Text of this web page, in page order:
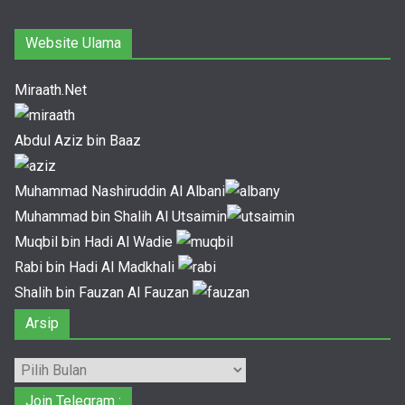
Website Ulama
Miraath.Net
Abdul Aziz bin Baaz
Muhammad Nashiruddin Al Albani
Muhammad bin Shalih Al Utsaimin
Muqbil bin Hadi Al Wadie
Rabi bin Hadi Al Madkhali
Shalih bin Fauzan Al Fauzan
Arsip
Arsip
Join Telegram :